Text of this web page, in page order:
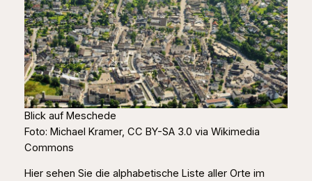
Blick auf Meschede
Foto: Michael Kramer, CC BY-SA 3.0 via Wikimedia
Commons
Hier sehen Sie die alphabetische Liste aller Orte im